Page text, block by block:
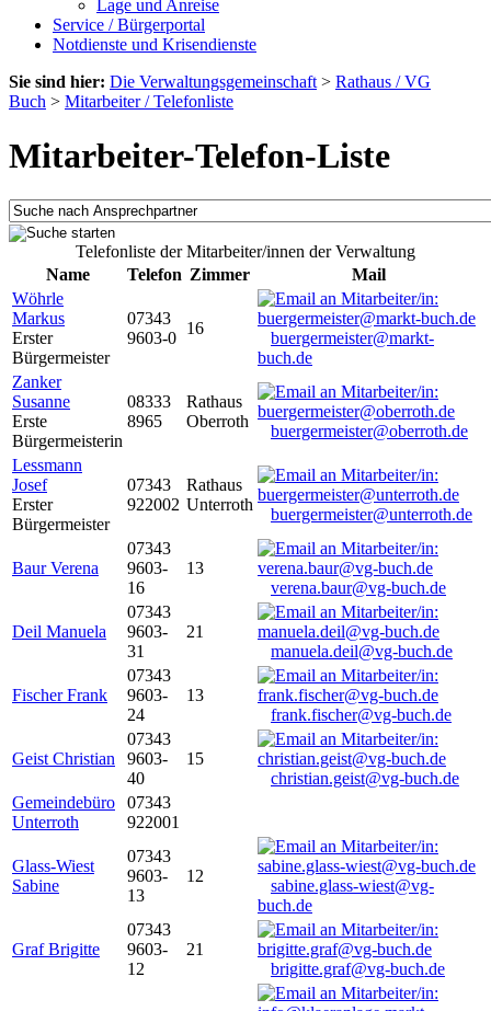
Lage und Anreise
Service / Bürgerportal
Notdienste und Krisendienste
Sie sind hier: Die Verwaltungsgemeinschaft > Rathaus / VG
Buch > Mitarbeiter / Telefonliste
Mitarbeiter-Telefon-Liste
Telefonliste der Mitarbeiter/innen der Verwaltung
Name
Telefon Zimmer
Mail
Wöhrle
Markus
Erster
Bürgermeister
07343
9603-0
16
buergermeister@markt-
buch.de
Zanker
Susanne
Erste
Bürgermeisterin
08333
8965
Rathaus
Oberroth
buergermeister@oberroth.de
Lessmann
Josef
Erster
Bürgermeister
07343
922002
Rathaus
Unterroth
buergermeister@unterroth.de
Baur Verena
07343
9603-
16
13
verena.baur@vg-buch.de
Deil Manuela
07343
9603-
31
21
manuela.deil@vg-buch.de
Fischer Frank
07343
9603-
24
13
frank.fischer@vg-buch.de
Geist Christian
07343
9603-
40
15
christian.geist@vg-buch.de
Gemeindebüro
Unterroth
07343
922001
Glass-Wiest
Sabine
07343
9603-
13
12
sabine.glass-wiest@vg-
buch.de
Graf Brigitte
07343
9603-
12
21
brigitte.graf@vg-buch.de